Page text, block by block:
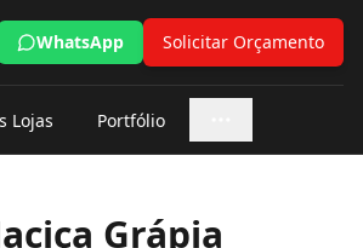
WhatsApp Solicitar Orçamento
Lojas Portfólio
Grápia